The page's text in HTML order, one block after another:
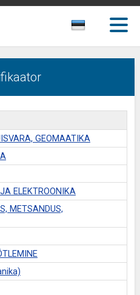
GEOMAATIKA
ELEKTROONIKA
METSANDUS,